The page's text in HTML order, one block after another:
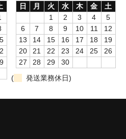
日
月 火 水 木 金
土
1
2 3 4
5
6
7 8 9 10 11
12
13
14 15 16 17 18
19
20
21 22 23 24 25
26
27
28 29
30
(
発送業務休日)